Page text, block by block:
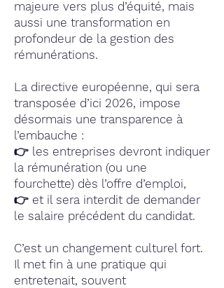
majeure vers plus d’équité, mais
aussi une transformation en
profondeur de la gestion des
rémunérations.
La directive européenne, qui sera
transposée d’ici 2026, impose
désormais une transparence à
l’embauche :
👉 les entreprises devront indiquer
la rémunération (ou une
fourchette) dès l’offre d’emploi,
👉 et il sera interdit de demander
le salaire précédent du candidat.
C’est un changement culturel fort.
Il met fin à une pratique qui
entretenait, souvent